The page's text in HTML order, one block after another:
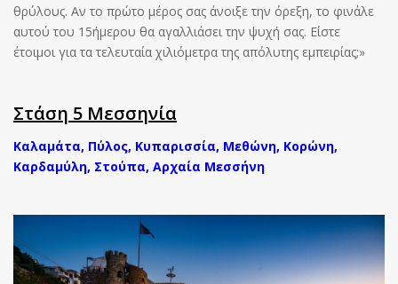
θρύλους. Αν το πρώτο μέρος σας άνοιξε την όρεξη, το φινάλε
αυτού του 15ήμερου θα αγαλλιάσει την ψυχή σας. Είστε
έτοιμοι για τα τελευταία χιλιόμετρα της απόλυτης εμπειρίας;»
Στάση 5 Μεσσηνία
Καλαμάτα, Πύλος, Κυπαρισσία, Μεθώνη, Κορώνη,
Καρδαμύλη, Στούπα, Αρχαία Μεσσήνη